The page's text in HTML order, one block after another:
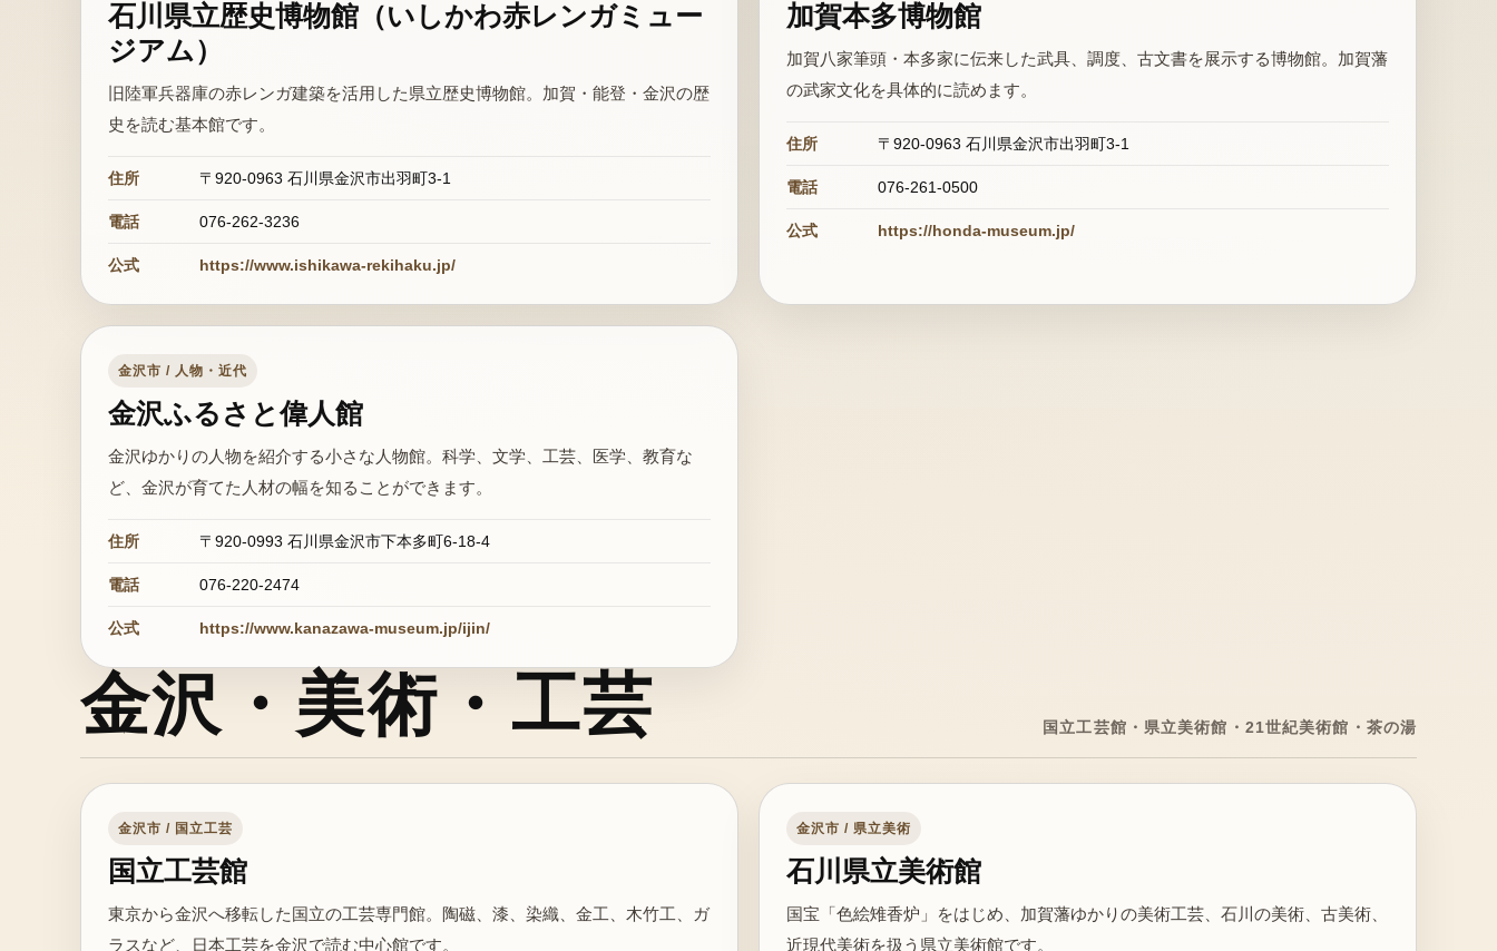
石川県立歴史博物館（いしかわ赤レンガミュー
ジアム）
旧陸軍兵器庫の赤レンガ建築を活用した県立歴史博物館。加賀・能登・金沢の歴
史を読む基本館です。
住所 〒920-0963 石川県金沢市出羽町3-1
電話 076-262-3236
公式 https://www.ishikawa-rekihaku.jp/
加賀本多博物館
加賀八家筆頭・本多家に伝来した武具、調度、古文書を展示する博物館。加賀藩
の武家文化を具体的に読めます。
住所 〒920-0963 石川県金沢市出羽町3-1
電話 076-261-0500
公式 https://honda-museum.jp/
金沢市 / 人物・近代
金沢ふるさと偉人館
金沢ゆかりの人物を紹介する小さな人物館。科学、文学、工芸、医学、教育な
ど、金沢が育てた人材の幅を知ることができます。
住所 〒920-0993 石川県金沢市下本多町6-18-4
電話 076-220-2474
公式 https://www.kanazawa-museum.jp/ijin/
金沢・美術・工芸 国立工芸館・県立美術館・21世紀美術館・茶の湯
金沢市 / 国立工芸
国立工芸館
東京から金沢へ移転した国立の工芸専門館。陶磁、漆、染織、金工、木竹工、ガ
ラスなど、日本工芸を金沢で読む中心館です。
金沢市 / 県立美術
石川県立美術館
国宝「色絵雉香炉」をはじめ、加賀藩ゆかりの美術工芸、石川の美術、古美術、
近現代美術を扱う県立美術館です。